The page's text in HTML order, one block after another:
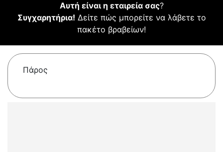
Αυτή είναι η εταιρεία σας?
Συγχαρητήρια! Δείτε πώς μπορείτε να λάβετε το
πακέτο βραβείων!
Πάρος